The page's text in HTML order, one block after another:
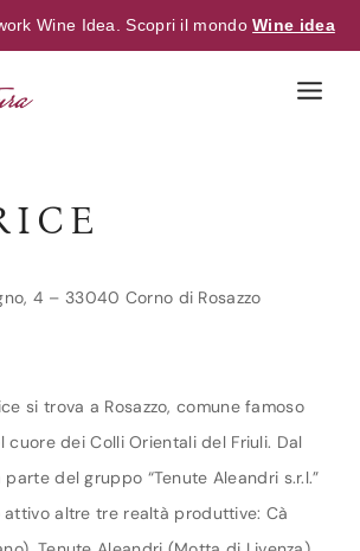
Wine Idea. Scopri il mondoWine idea
4 – 33040 Corno di Rosazzo
si trova a Rosazzo, comune famoso
cuore dei Colli Orientali del Friuli. Dal
parte del gruppo “Tenute Aleandri s.r.l.”
altre tre realtà produttive: Cà